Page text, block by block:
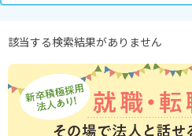
該当する検索結果がありません